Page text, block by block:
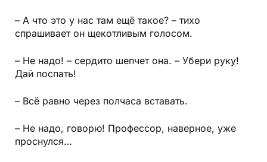
– А что это у нас там ещё такое? – тихо
спрашивает он щекотливым голосом.
– Не надо! – сердито шепчет она. – Убери руку!
Дай поспать!
– Всё равно через полчаса вставать.
– Не надо, говорю! Профессор, наверное, уже
проснулся…